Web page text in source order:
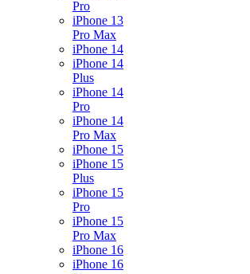
Pro
iPhone 13
Pro Max
iPhone 14
iPhone 14
Plus
iPhone 14
Pro
iPhone 14
Pro Max
iPhone 15
iPhone 15
Plus
iPhone 15
Pro
iPhone 15
Pro Max
iPhone 16
iPhone 16